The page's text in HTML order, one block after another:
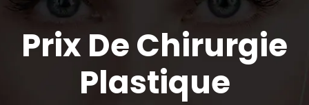
Prix De Chirurgie
Plastique